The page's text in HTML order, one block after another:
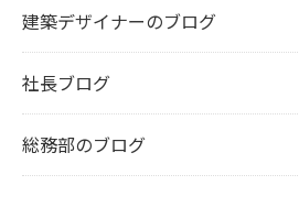
建築デザイナーのブログ
社長ブログ
総務部のブログ